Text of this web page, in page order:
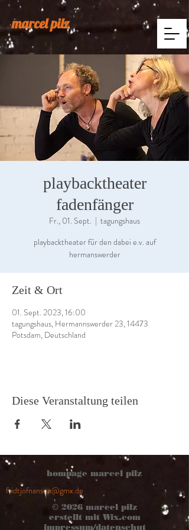
marcel pilz
playbacktheater
fadenfänger
Fr., 01. Sept.
  |
tagungshaus
playbacktheater für den dabei e.v. auf
hermanswerder
Zeit & Ort
01. Sept. 2023, 16:00
tagungshaus, Hermannswerder 23, 14473
Potsdam, Deutschland
Diese Veranstaltung teilen
hompage marcel pilz
fridtjofnansen@gmx.de
© 2026marcel pilz
erstellt mit Wix.com
impressum/datenschut